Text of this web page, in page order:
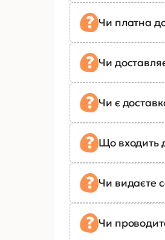
Чи платна
Чи
Чи є
Що входить
Чи видаєте
Чи